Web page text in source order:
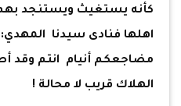
كأنه يستغيث ويستنجد
اهلها فنادى سيدنا المهدي:
مضاجعكم أنيام انتم وقد
الهلاك قريب لا محالة !